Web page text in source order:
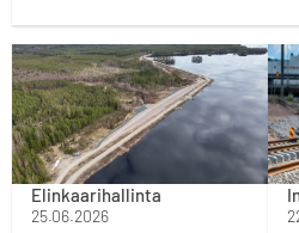
Elinkaarihallinta
25.06.2026